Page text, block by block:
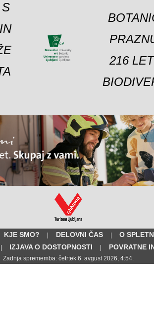
216
KJE SMO? | DELOVNI ČAS |
O
| IZJAVA O DOSTOPNOSTI | POVRATNE
Zadnja sprememba: četrtek 6. avgust 2026, 4:54.